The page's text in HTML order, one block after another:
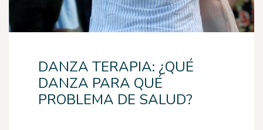
DANZA TERAPIA: ¿QUÉ
DANZA PARA QUÉ
PROBLEMA DE SALUD?